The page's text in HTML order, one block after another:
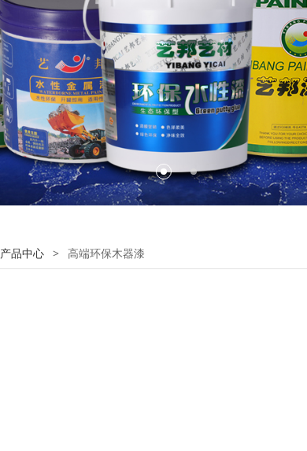
产品中心 > 高端环保木器漆